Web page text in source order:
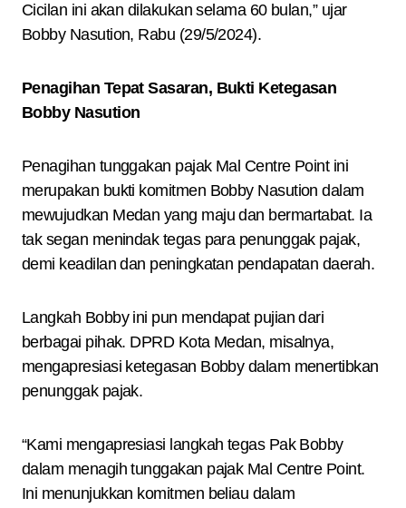
Cicilan ini akan dilakukan selama 60 bulan,” ujar
Bobby Nasution, Rabu (29/5/2024).
Penagihan Tepat Sasaran, Bukti Ketegasan
Bobby Nasution
Penagihan tunggakan pajak Mal Centre Point ini
merupakan bukti komitmen Bobby Nasution dalam
mewujudkan Medan yang maju dan bermartabat. Ia
tak segan menindak tegas para penunggak pajak,
demi keadilan dan peningkatan pendapatan daerah.
Langkah Bobby ini pun mendapat pujian dari
berbagai pihak. DPRD Kota Medan, misalnya,
mengapresiasi ketegasan Bobby dalam menertibkan
penunggak pajak.
“Kami mengapresiasi langkah tegas Pak Bobby
dalam menagih tunggakan pajak Mal Centre Point.
Ini menunjukkan komitmen beliau dalam